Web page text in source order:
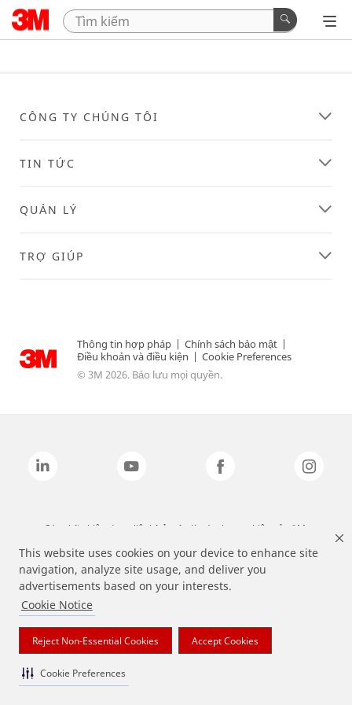
This website uses cookies on your device to enhance site
navigation, analyze site usage, and deliver you
advertisements based on your interests.
Cookie Notice
Reject Non-Essential Cookies Accept Cookies
Cookie Preferences
CÔNG TY CHÚNG TÔI
TIN TỨC
QUẢN LÝ
TRỢ GIÚP
Thông tin hợp pháp | Chính sách bảo mật |
Điều khoản và điều kiện | Cookie Preferences
© 3M 2026. Bảo lưu mọi quyền.
Các nhãn hiệu được liệt kê ở trên là các thương hiệu của 3M.